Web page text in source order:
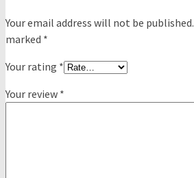
Your email address will not be published.
marked *
Your rating *
Your review *